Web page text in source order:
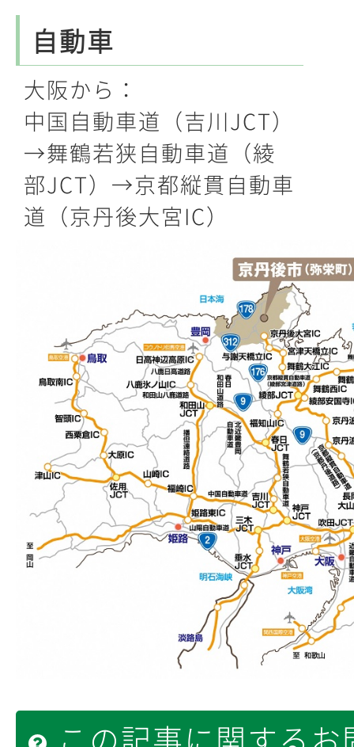
自動車
大阪から：
中国自動車道（吉川JCT）
→舞鶴若狭自動車道（綾
部JCT）→京都縦貫自動車
道（京丹後大宮IC）